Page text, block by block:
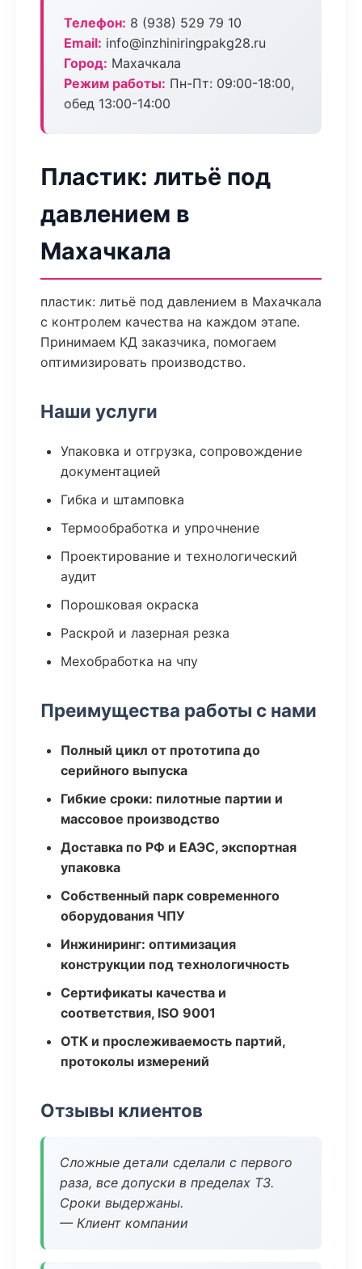
Телефон: 8 (938) 529 79 10
Email: info@inzhiniringpakg28.ru
Город: Махачкала
Режим работы: Пн-Пт: 09:00-18:00,
обед 13:00-14:00
Пластик: литьё под
давлением в
Махачкала
пластик: литьё под давлением в Махачкала
с контролем качества на каждом этапе.
Принимаем КД заказчика, помогаем
оптимизировать производство.
Наши услуги
Упаковка и отгрузка, сопровождение
документацией
Гибка и штамповка
Термообработка и упрочнение
Проектирование и технологический
аудит
Порошковая окраска
Раскрой и лазерная резка
Мехобработка на чпу
Преимущества работы с нами
Полный цикл от прототипа до
серийного выпуска
Гибкие сроки: пилотные партии и
массовое производство
Доставка по РФ и ЕАЭС, экспортная
упаковка
Собственный парк современного
оборудования ЧПУ
Инжиниринг: оптимизация
конструкции под технологичность
Сертификаты качества и
соответствия, ISO 9001
ОТК и прослеживаемость партий,
протоколы измерений
Отзывы клиентов
Сложные детали сделали с первого
раза, все допуски в пределах ТЗ.
Сроки выдержаны.
— Клиент компании